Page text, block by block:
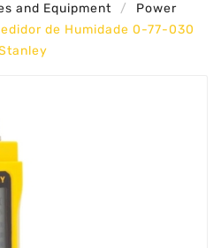
and Equipment
Power
de Humidade 0-77-030